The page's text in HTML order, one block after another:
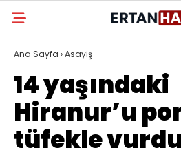
Ana Sayfa ›Asayiş
14 yaşındaki
Hiranur’u
tüfekle